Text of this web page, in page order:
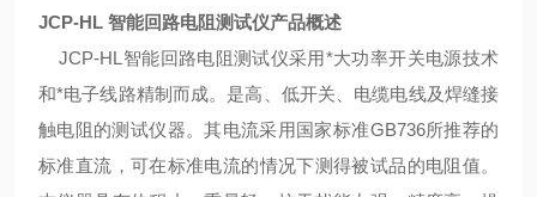
JCP-HL 智能回路电阻测试仪产品概述
JCP-HL智能回路电阻测试仪采用*大功率开关电源技术
和*电子线路精制而成。是高、低开关、电缆电线及焊缝接
触电阻的测试仪器。其电流采用国家标准GB736所推荐的
标准直流，可在标准电流的情况下测得被试品的电阻值。